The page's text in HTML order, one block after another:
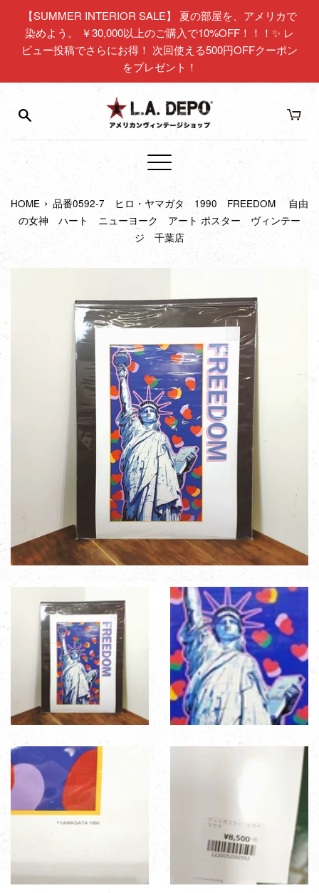
【SUMMER INTERIOR SALE】 夏の部屋を、アメリカで
染めよう。 ￥30,000以上のご購入で10%OFF！！！✨ レ
ビュー投稿でさらにお得！ 次回使える500円OFFクーポン
をプレゼント！
メ
ュ
ー
HOME › 品番0592-7 ヒロ・ヤマガタ 1990 FREEDOM 自由
の女神 ハート ニューヨーク アート ポスター ヴィンテー
ジ 千葉店